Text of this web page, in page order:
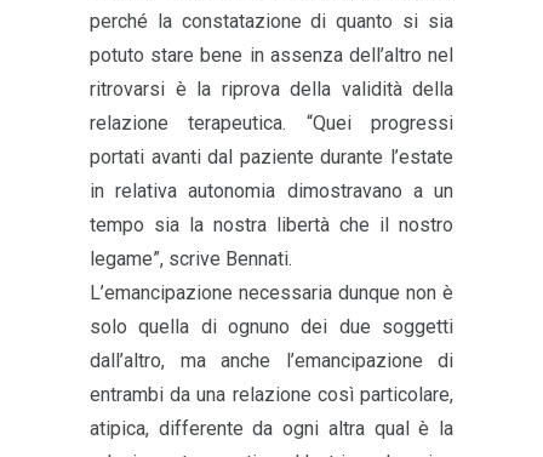
perché la constatazione di quanto si sia
potuto stare bene in assenza dell’altro nel
ritrovarsi è la riprova della validità della
relazione terapeutica. “Quei progressi
portati avanti dal paziente durante l’estate
in relativa autonomia dimostravano a un
tempo sia la nostra libertà che il nostro
legame”, scrive Bennati.
L’emancipazione necessaria dunque non è
solo quella di ognuno dei due soggetti
dall’altro, ma anche l’emancipazione di
entrambi da una relazione così particolare,
atipica, differente da ogni altra qual è la